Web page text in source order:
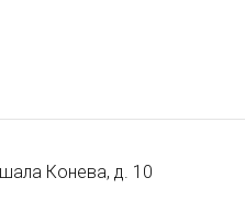
Конева, д. 10